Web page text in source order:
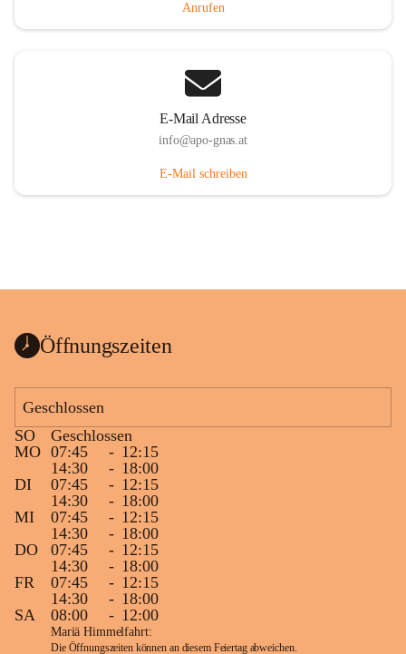
Anrufen
E-Mail Adresse
info@apo-gnas.at
E-Mail schreiben
Öffnungszeiten
Geschlossen
SO
Geschlossen
MO 07:45 - 12:15
14:30
- 18:00
DI
07:45 - 12:15
14:30
- 18:00
MI
07:45 - 12:15
14:30
- 18:00
DO
07:45 - 12:15
14:30
- 18:00
FR
07:45 - 12:15
14:30
- 18:00
SA
08:00 - 12:00
Mariä Himmelfahrt:
Die Öffnungszeiten können an diesem Feiertag abweichen.